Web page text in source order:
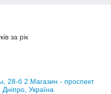
за рік
28-б 2.Магазин - проспект
Україна